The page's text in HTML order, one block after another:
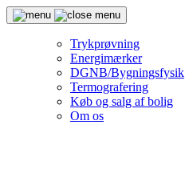
Trykprøvning
Energimærker
DGNB/Bygningsfysik
Termografering
Køb og salg af bolig
Om os